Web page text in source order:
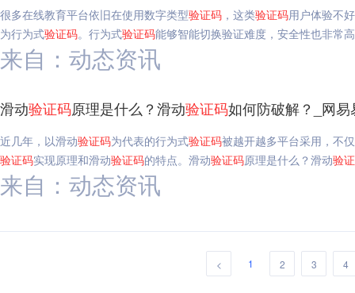
很多在线教育平台依旧在使用数字类型验证码 ，这类验证码用户体验不
为行为式验证码。行为式验证码能够智能切换验证难度，安全性也非常
来自：动态资讯
滑动验证码原理是什么？滑动验证码如何防破解？_网易
近几年，以滑动验证码为代表的行为式验证码被越开越多平台采用，不
验证码实现原理和滑动验证码的特点。滑动验证码原理是什么？滑动验
来自：动态资讯
< 1 2 3 4